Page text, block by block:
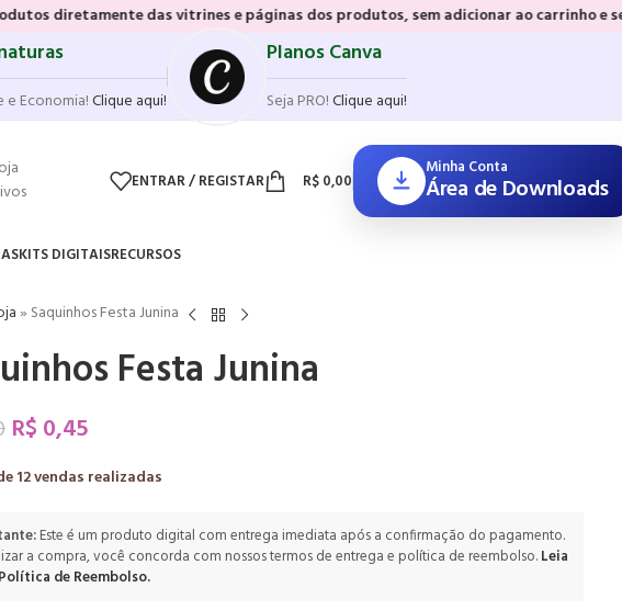
das vitrines e páginas dos produtos, sem adicionar ao carrinho e sem precisar
e Economia!Clique aqui!
Planos Canva
Seja PRO!Clique aqui!
ENTRAR / REGISTAR R$0,00
Minha Conta
Área de Downloads
KITS DIGITAISRECURSOS
» Saquinhos Festa Junina
Festa Junina
R$ 0,45
12vendas realizadas
Este é um produto digital com entrega imediata após a confirmação do pagamento.
a compra, você concorda com nossos termos de entrega e política de reembolso.Leia
de Reembolso.